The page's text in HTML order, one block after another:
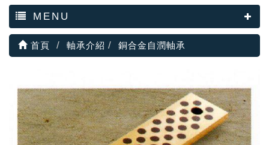
MENU
首頁 軸承介紹 銅合金自潤軸承